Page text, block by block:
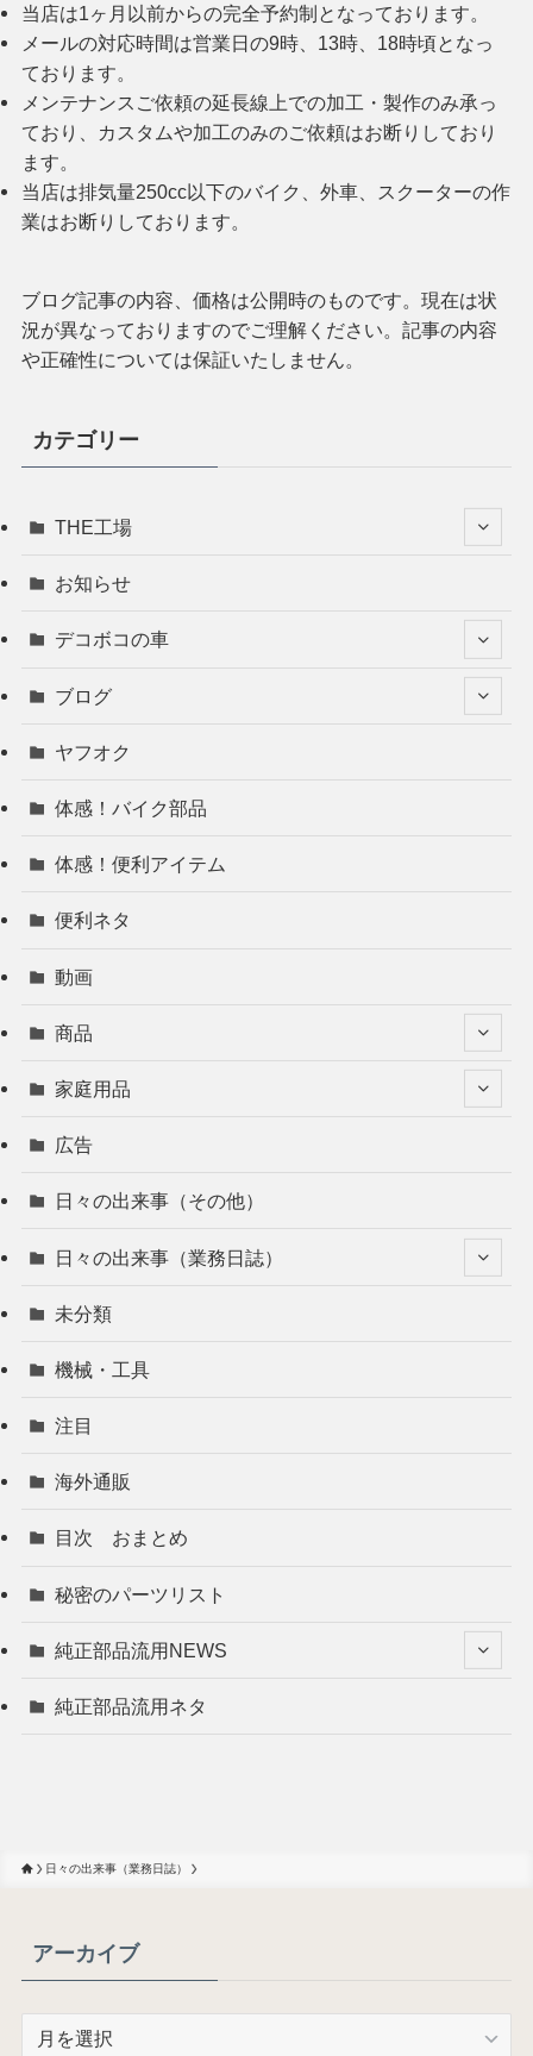
当店は1ヶ月以前からの完全予約制となっております。
メールの対応時間は営業日の9時、13時、18時頃となっ
ております。
メンテナンスご依頼の延長線上での加工・製作のみ承っ
ており、カスタムや加工のみのご依頼はお断りしており
ます。
当店は排気量250cc以下のバイク、外車、スクーターの作
業はお断りしております。
ブログ記事の内容、価格は公開時のものです。現在は状
況が異なっておりますのでご理解ください。記事の内容
や正確性については保証いたしません。
カテゴリー
THE工場
お知らせ
デコボコの車
ブログ
ヤフオク
体感！バイク部品
体感！便利アイテム
便利ネタ
動画
商品
家庭用品
広告
日々の出来事（その他）
日々の出来事（業務日誌）
未分類
機械・工具
注目
海外通販
目次 おまとめ
秘密のパーツリスト
純正部品流用NEWS
純正部品流用ネタ
日々の出来事（業務日誌）
アーカイブ